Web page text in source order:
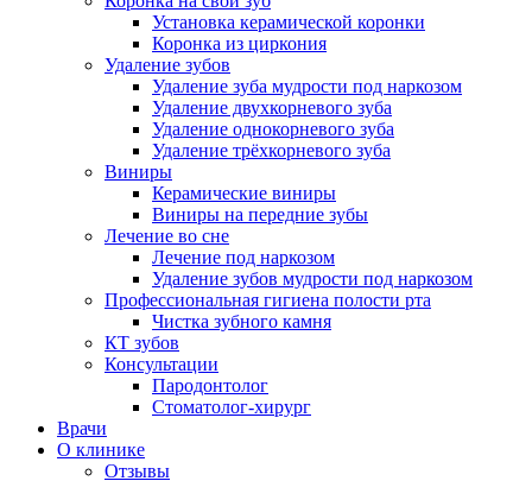
Установка керамической коронки
Коронка из циркония
Удаление зубов
Удаление зуба мудрости под наркозом
Удаление двухкорневого зуба
Удаление однокорневого зуба
Удаление трёхкорневого зуба
Виниры
Керамические виниры
Виниры на передние зубы
Лечение во сне
Лечение под наркозом
Удаление зубов мудрости под наркозом
Профессиональная гигиена полости рта
Чистка зубного камня
КТ зубов
Консультации
Пародонтолог
Стоматолог-хирург
Врачи
О клинике
Отзывы